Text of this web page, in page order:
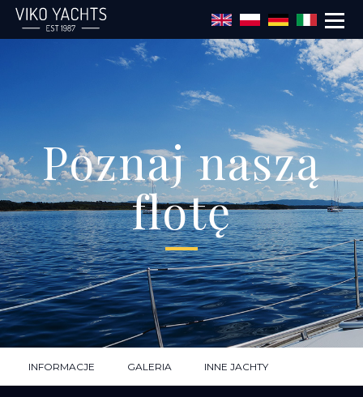
Przejdź do treści
Poznaj naszą
flotę
INFORMACJE GALERIA INNE JACHTY